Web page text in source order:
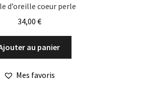
d’oreille coeur perle
34,00 €
au panier
Mes favoris